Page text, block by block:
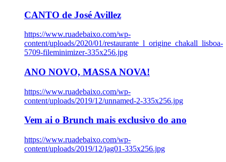
CANTO de José Avillez
https://www.ruadebaixo.com/wp-
content/uploads/2020/01/restaurante_l_origine_chakall_lisboa-
5709-fileminimizer-335x256.jpg
ANO NOVO, MASSA NOVA!
https://www.ruadebaixo.com/wp-
content/uploads/2019/12/unnamed-2-335x256.jpg
Vem ai o Brunch mais exclusivo do ano
https://www.ruadebaixo.com/wp-
content/uploads/2019/12/jag01-335x256.jpg